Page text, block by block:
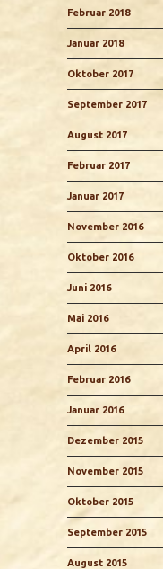
Februar 2018
Januar 2018
Oktober 2017
September 2017
August 2017
Februar 2017
Januar 2017
November 2016
Oktober 2016
Juni 2016
Mai 2016
April 2016
Februar 2016
Januar 2016
Dezember 2015
November 2015
Oktober 2015
September 2015
August 2015